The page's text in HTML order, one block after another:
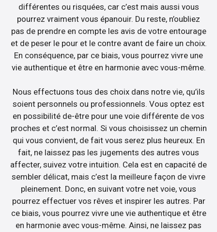
différentes ou risquées, car c’est mais aussi vous
pourrez vraiment vous épanouir. Du reste, n’oubliez
pas de prendre en compte les avis de votre entourage
et de peser le pour et le contre avant de faire un choix.
En conséquence, par ce biais, vous pourrez vivre une
vie authentique et être en harmonie avec vous-même.
Nous effectuons tous des choix dans notre vie, qu’ils
soient personnels ou professionnels. Vous optez est
en possibilité de-être pour une voie différente de vos
proches et c’est normal. Si vous choisissez un chemin
qui vous convient, de fait vous serez plus heureux. En
fait, ne laissez pas les jugements des autres vous
affecter, suivez votre intuition. Cela est en capacité de
sembler délicat, mais c’est la meilleure façon de vivre
pleinement. Donc, en suivant votre net voie, vous
pourrez effectuer vos rêves et inspirer les autres. Par
ce biais, vous pourrez vivre une vie authentique et être
en harmonie avec vous-même. Ainsi, ne laissez pas